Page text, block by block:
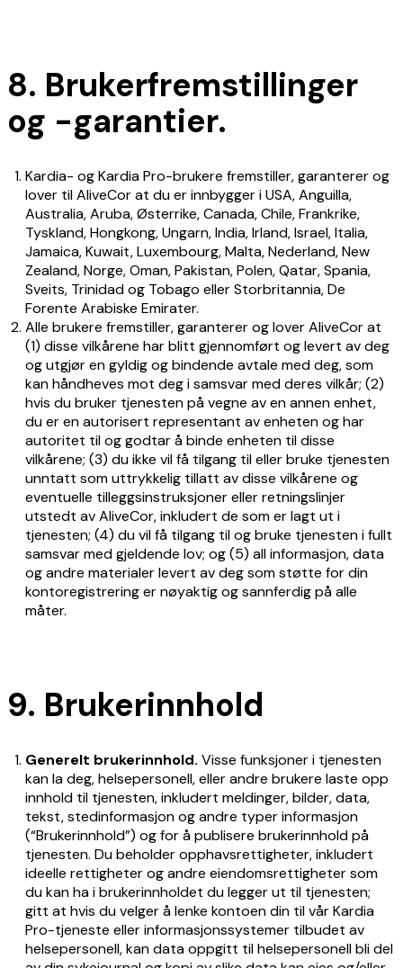
8. Brukerfremstillinger
og -garantier.
Kardia- og Kardia Pro-brukere fremstiller, garanterer og
lover til AliveCor at du er innbygger i USA, Anguilla,
Australia, Aruba, Østerrike, Canada, Chile, Frankrike,
Tyskland, Hongkong, Ungarn, India, Irland, Israel, Italia,
Jamaica, Kuwait, Luxembourg, Malta, Nederland, New
Zealand, Norge, Oman, Pakistan, Polen, Qatar, Spania,
Sveits, Trinidad og Tobago eller Storbritannia, De
Forente Arabiske Emirater.
Alle brukere fremstiller, garanterer og lover AliveCor at
(1) disse vilkårene har blitt gjennomført og levert av deg
og utgjør en gyldig og bindende avtale med deg, som
kan håndheves mot deg i samsvar med deres vilkår; (2)
hvis du bruker tjenesten på vegne av en annen enhet,
du er en autorisert representant av enheten og har
autoritet til og godtar å binde enheten til disse
vilkårene; (3) du ikke vil få tilgang til eller bruke tjenesten
unntatt som uttrykkelig tillatt av disse vilkårene og
eventuelle tilleggsinstruksjoner eller retningslinjer
utstedt av AliveCor, inkludert de som er lagt ut i
tjenesten; (4) du vil få tilgang til og bruke tjenesten i fullt
samsvar med gjeldende lov; og (5) all informasjon, data
og andre materialer levert av deg som støtte for din
kontoregistrering er nøyaktig og sannferdig på alle
måter.
9. Brukerinnhold
Generelt brukerinnhold. Visse funksjoner i tjenesten
kan la deg, helsepersonell, eller andre brukere laste opp
innhold til tjenesten, inkludert meldinger, bilder, data,
tekst, stedinformasjon og andre typer informasjon
(“Brukerinnhold”) og for å publisere brukerinnhold på
tjenesten. Du beholder opphavsrettigheter, inkludert
ideelle rettigheter og andre eiendomsrettigheter som
du kan ha i brukerinnholdet du legger ut til tjenesten;
gitt at hvis du velger å lenke kontoen din til vår Kardia
Pro-tjeneste eller informasjonssystemer tilbudet av
helsepersonell, kan data oppgitt til helsepersonell bli del